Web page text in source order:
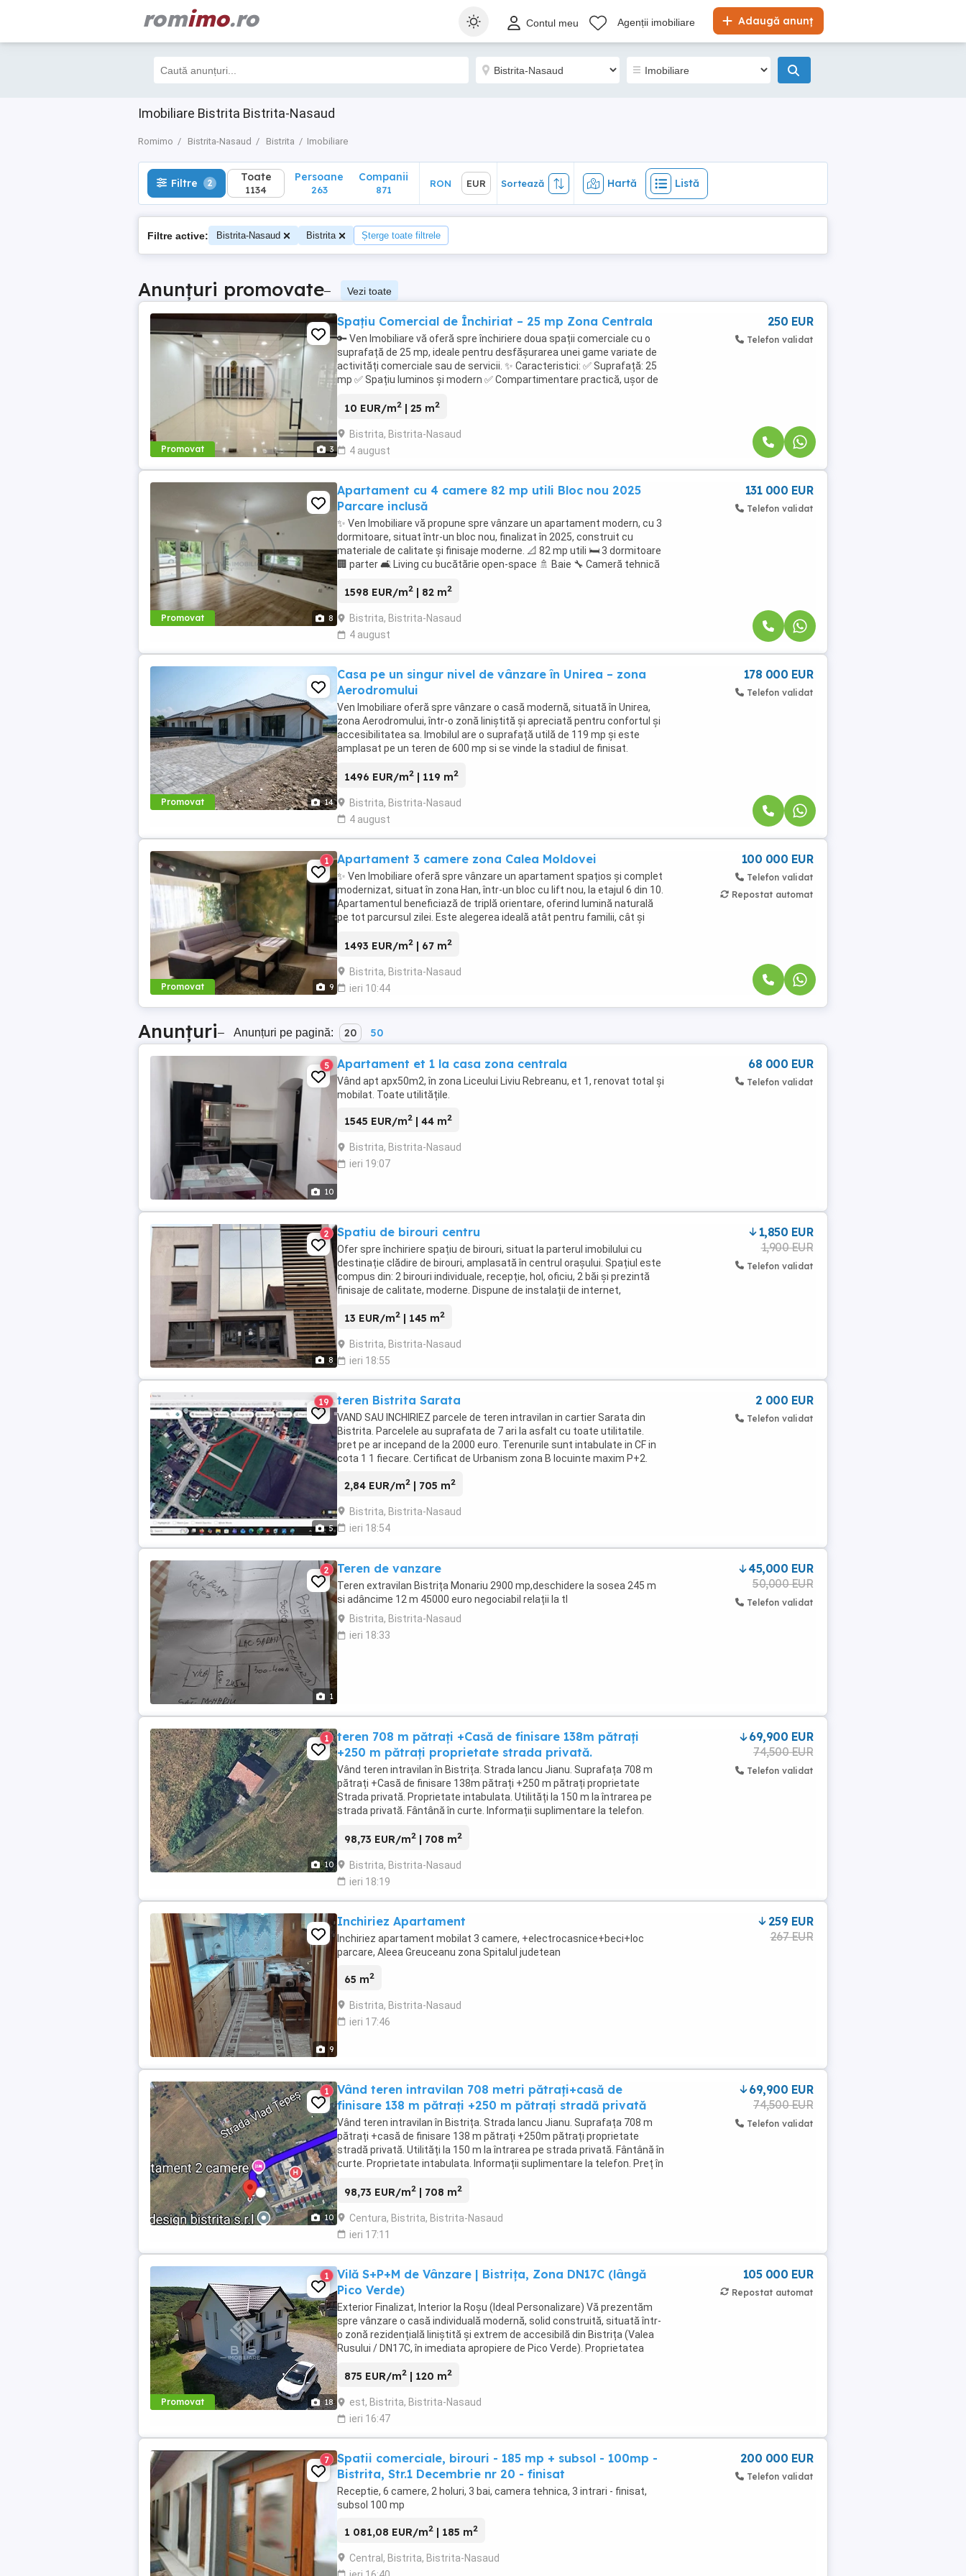
romimo.ro Adaugă anunț
Contul meu Agenții imobiliare
Imobiliare Bistrita Bistrita-Nasaud
Romimo Bistrita-Nasaud Bistrita Imobiliare
Filtre 2 Toate
1134
EUR Sortează Hartă Listă
Filtre 2 Toate
1134
Persoane
263
Companii
871
RON EUR Sortează Hartă Listă
Filtre active: Bistrita-Nasaud Bistrita Șterge toate filtrele
Anunțuri promovate– Vezi toate
Promovat 3
Spațiu Comercial de Închiriat – 25 mp Zona Centrala
🔑 Ven Imobiliare vă oferă spre închiriere doua spații comerciale cu o
suprafață de 25 mp, ideale pentru desfășurarea unei game variate de
activități comerciale sau de servicii. ✨ Caracteristici: ✅ Suprafață: 25
mp ✅ Spațiu luminos și modern ✅ Compartimentare practică, ușor de
10 EUR/m2 | 25 m2
Bistrita, Bistrita-Nasaud
4 august
250 EUR
Telefon validat
Promovat 8
Apartament cu 4 camere 82 mp utili Bloc nou 2025
Parcare inclusă
✨ Ven Imobiliare vă propune spre vânzare un apartament modern, cu 3
dormitoare, situat într-un bloc nou, finalizat în 2025, construit cu
materiale de calitate și finisaje moderne. 📐 82 mp utili 🛏️ 3 dormitoare
🏢 parter 🛋️ Living cu bucătărie open-space 🚿 Baie 🔧 Cameră tehnică
1598 EUR/m2 | 82 m2
Bistrita, Bistrita-Nasaud
4 august
131 000 EUR
Telefon validat
Promovat 14
Casa pe un singur nivel de vânzare în Unirea – zona
Aerodromului
Ven Imobiliare oferă spre vânzare o casă modernă, situată în Unirea,
zona Aerodromului, într-o zonă liniștită și apreciată pentru confortul și
accesibilitatea sa. Imobilul are o suprafață utilă de 119 mp și este
amplasat pe un teren de 600 mp si se vinde la stadiul de finisat.
1496 EUR/m2 | 119 m2
Bistrita, Bistrita-Nasaud
4 august
178 000 EUR
Telefon validat
Promovat 9
1 Apartament 3 camere zona Calea Moldovei
✨ Ven Imobiliare oferă spre vânzare un apartament spațios și complet
modernizat, situat în zona Han, într-un bloc cu lift nou, la etajul 6 din 10.
Apartamentul beneficiază de triplă orientare, oferind lumină naturală
pe tot parcursul zilei. Este alegerea ideală atât pentru familii, cât și
1493 EUR/m2 | 67 m2
Bistrita, Bistrita-Nasaud
ieri 10:44
100 000 EUR
Telefon validat
Repostat automat
Anunțuri– Anunțuri pe pagină: 20 50
10
5 Apartament et 1 la casa zona centrala
Vând apt apx50m2, în zona Liceului Liviu Rebreanu, et 1, renovat total și
mobilat. Toate utilitățile.
1545 EUR/m2 | 44 m2
Bistrita, Bistrita-Nasaud
ieri 19:07
68 000 EUR
Telefon validat
8
2 Spatiu de birouri centru
Ofer spre închiriere spațiu de birouri, situat la parterul imobilului cu
destinație clădire de birouri, amplasată în centrul orașului. Spațiul este
compus din: 2 birouri individuale, recepție, hol, oficiu, 2 băi și prezintă
finisaje de calitate, moderne. Dispune de instalații de internet,
13 EUR/m2 | 145 m2
Bistrita, Bistrita-Nasaud
ieri 18:55
1,850 EUR
1,900 EUR
Telefon validat
5
19 teren Bistrita Sarata
VAND SAU INCHIRIEZ parcele de teren intravilan in cartier Sarata din
Bistrita. Parcelele au suprafata de 7 ari la asfalt cu toate utilitatile.
pret pe ar incepand de la 2000 euro. Terenurile sunt intabulate in CF in
cota 1 1 fiecare. Certificat de Urbanism zona B locuinte maxim P+2.
2,84 EUR/m2 | 705 m2
Bistrita, Bistrita-Nasaud
ieri 18:54
2 000 EUR
Telefon validat
1
2 Teren de vanzare
Teren extravilan Bistrița Monariu 2900 mp,deschidere la sosea 245 m
si adâncime 12 m 45000 euro negociabil relații la tl
Bistrita, Bistrita-Nasaud
ieri 18:33
45,000 EUR
50,000 EUR
Telefon validat
10
1
teren 708 m pătrați +Casă de finisare 138m pătrați
+250 m pătrați proprietate strada privată.
Vând teren intravilan în Bistrița. Strada Iancu Jianu. Suprafața 708 m
pătrați +Casă de finisare 138m pătrați +250 m pătrați proprietate
Strada privată. Proprietate intabulata. Utilități la 150 m la întrarea pe
strada privată. Fântână în curte. Informații suplimentare la telefon.
98,73 EUR/m2 | 708 m2
Bistrita, Bistrita-Nasaud
ieri 18:19
69,900 EUR
74,500 EUR
Telefon validat
9
Inchiriez Apartament
Inchiriez apartament mobilat 3 camere, +electrocasnice+beci+loc
parcare, Aleea Greuceanu zona Spitalul judetean
65 m2
Bistrita, Bistrita-Nasaud
ieri 17:46
259 EUR
267 EUR
10
1
Vând teren intravilan 708 metri pătrați+casă de
finisare 138 m pătrați +250 m pătrați stradă privată
Vând teren intravilan în Bistrița. Strada Iancu Jianu. Suprafața 708 m
pătrați +casă de finisare 138 m pătrați +250m pătrați proprietate
stradă privată. Utilități la 150 m la întrarea pe strada privată. Fântână în
curte. Proprietate intabulata. Informații suplimentare la telefon. Preț în
98,73 EUR/m2 | 708 m2
Centura, Bistrita, Bistrita-Nasaud
ieri 17:11
69,900 EUR
74,500 EUR
Telefon validat
Promovat 18
1
Vilă S+P+M de Vânzare | Bistrița, Zona DN17C (lângă
Pico Verde)
Exterior Finalizat, Interior la Roșu (Ideal Personalizare) Vă prezentăm
spre vânzare o casă individuală modernă, solid construită, situată într-
o zonă rezidențială liniștită și extrem de accesibilă din Bistrița (Valea
Rusului / DN17C, în imediata apropiere de Pico Verde). Proprietatea
875 EUR/m2 | 120 m2
est, Bistrita, Bistrita-Nasaud
ieri 16:47
105 000 EUR
Repostat automat
7
Spatii comerciale, birouri - 185 mp + subsol - 100mp -
Bistrita, Str.1 Decembrie nr 20 - finisat
Receptie, 6 camere, 2 holuri, 3 bai, camera tehnica, 3 intrari - finisat,
subsol 100 mp
1 081,08 EUR/m2 | 185 m2
Central, Bistrita, Bistrita-Nasaud
200 000 EUR
Telefon validat